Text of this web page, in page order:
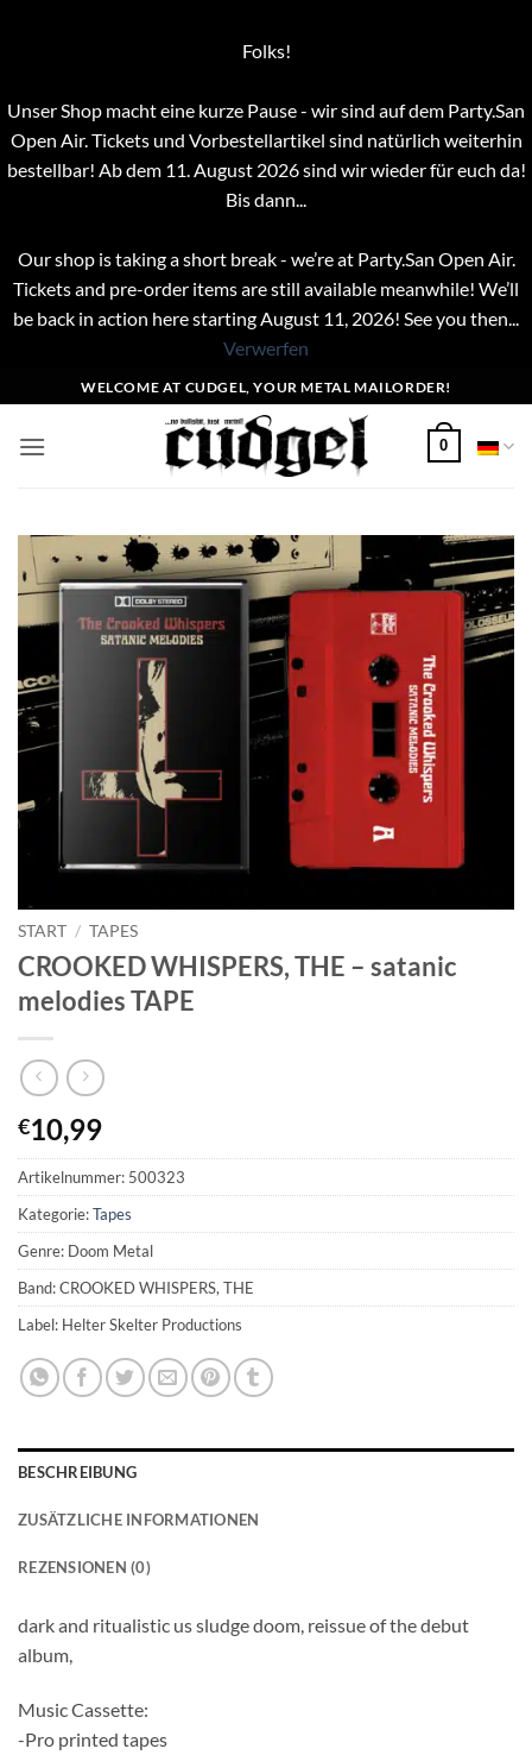
Folks!
Unser Shop macht eine kurze Pause - wir sind auf dem Party.San
Open Air. Tickets und Vorbestellartikel sind natürlich weiterhin
bestellbar! Ab dem 11. August 2026 sind wir wieder für euch da!
Bis dann...
Our shop is taking a short break - we’re at Party.San Open Air.
Tickets and pre-order items are still available meanwhile! We’ll
be back in action here starting August 11, 2026! See you then...
Verwerfen
Inhalt
springen
WELCOME AT CUDGEL, YOUR METAL MAILORDER!
0
START / TAPES
CROOKED WHISPERS, THE – satanic
melodies TAPE
€10,99
Artikelnummer: 500323
Kategorie:Tapes
Genre: Doom Metal
Band: CROOKED WHISPERS, THE
Label: Helter Skelter Productions
BESCHREIBUNG
ZUSÄTZLICHE INFORMATIONEN
REZENSIONEN (0)
dark and ritualistic us sludge doom, reissue of the debut
album,
Music Cassette:
-Pro printed tapes